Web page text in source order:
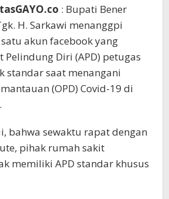
: Bupati Bener
H. Sarkawi menanggpi
akun facebook yang
Pelindung Diri (APD) petugas
standar saat menangani
(OPD) Covid-19 di
bahwa sewaktu rapat dengan
pihak rumah sakit
memiliki APD standar khusus